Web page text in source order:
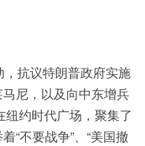
抗议特朗普政府实施
尼，以及向中东增兵
约时代广场，聚集了
“不要战争”、“美国撤